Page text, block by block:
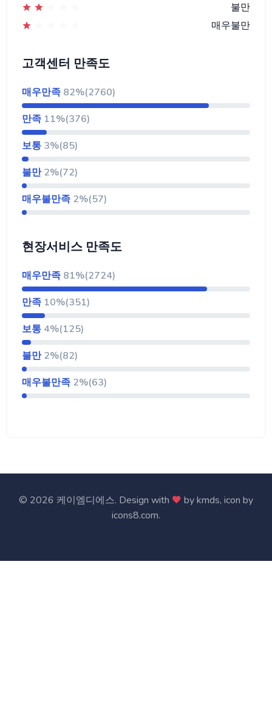
불만
매우불만
고객센터 만족도
매우만족 82%(2760)
만족 11%(376)
보통 3%(85)
불만 2%(72)
매우불만족 2%(57)
현장서비스 만족도
매우만족 81%(2724)
만족 10%(351)
보통 4%(125)
불만 2%(82)
매우불만족 2%(63)
© 2026 케이엠디에스. Design with bykmds, icon by
icons8.com.